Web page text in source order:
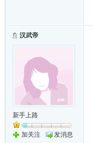
汉武帝
新手上路
加关注 发消息